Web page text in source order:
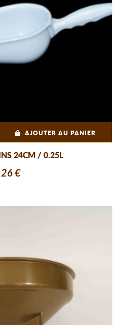
AJOUTER AU PANIER
24CM / 0.25L
€